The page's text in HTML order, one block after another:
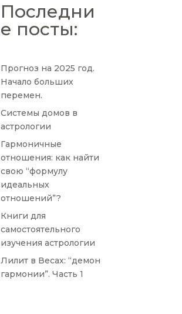
Последни
е посты:
Прогноз на 2025 год.
Начало больших
перемен.
Системы домов в
астрологии
Гармоничные
отношения: как найти
свою “формулу
идеальных
отношений”?
Книги для
самостоятельного
изучения астрологии
Лилит в Весах: “демон
гармонии”. Часть 1